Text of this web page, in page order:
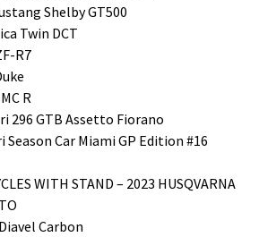
Shelby GT500
Twin DCT
R7
R
296 GTB Assetto Fiorano
Season Car Miami GP Edition #16
WITH STAND – 2023 HUSQVARNA
Carbon